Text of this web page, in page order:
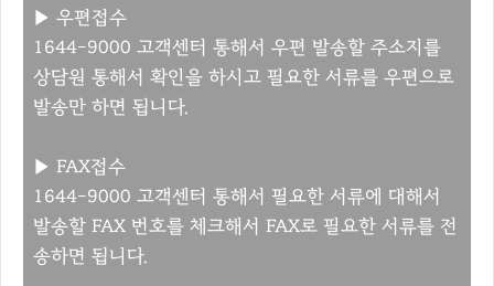
▶ 우편접수
1644-9000 고객센터 통해서 우편 발송할 주소지를
상담원 통해서 확인을 하시고 필요한 서류를 우편으로
발송만 하면 됩니다.
▶ FAX접수
1644-9000 고객센터 통해서 필요한 서류에 대해서
발송할 FAX 번호를 체크해서 FAX로 필요한 서류를 전
송하면 됩니다.